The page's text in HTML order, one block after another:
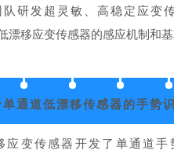
漂移应变传感器的感应机制和基
单通道低漂移传感器的手势
变传感器开发了单通道